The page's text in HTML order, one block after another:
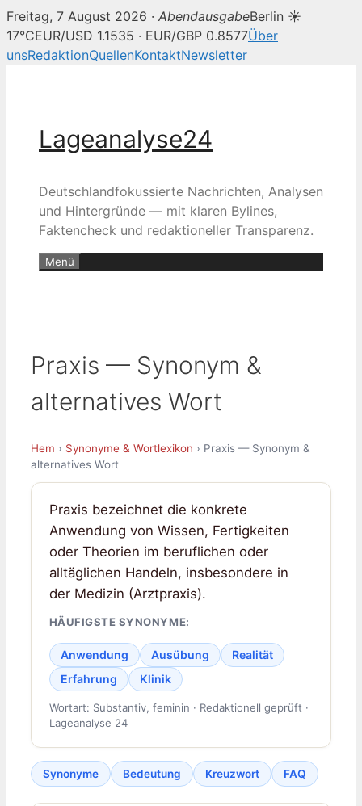
Freitag, 7 August 2026 · AbendausgabeBerlin ☀
17°CEUR/USD 1.1535 · EUR/GBP 0.8577Über
unsRedaktionQuellenKontaktNewsletter
Lageanalyse24
Deutschlandfokussierte Nachrichten, Analysen
und Hintergründe — mit klaren Bylines,
Faktencheck und redaktioneller Transparenz.
Menü
Praxis — Synonym &
alternatives Wort
Hem › Synonyme & Wortlexikon › Praxis — Synonym &
alternatives Wort
Praxis bezeichnet die konkrete
Anwendung von Wissen, Fertigkeiten
oder Theorien im beruflichen oder
alltäglichen Handeln, insbesondere in
der Medizin (Arztpraxis).
HÄUFIGSTE SYNONYME:
Anwendung Ausübung
Realität
Erfahrung
Klinik
Wortart: Substantiv, feminin · Redaktionell geprüft ·
Lageanalyse 24
Synonyme Bedeutung Kreuzwort FAQ